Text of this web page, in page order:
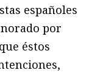
españoles
por
éstos